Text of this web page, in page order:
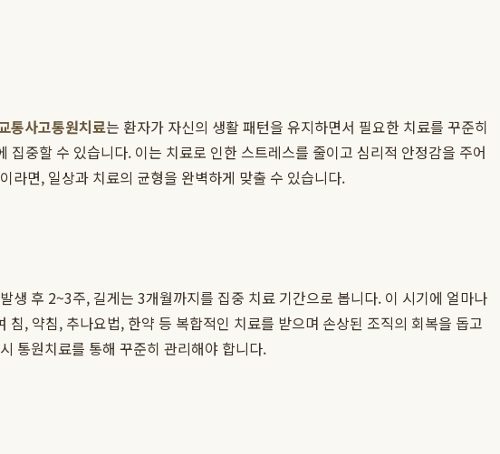
통사고통원치료는 환자가 자신의 생활 패턴을 유지하면서 필요한 치료를 꾸준히
중할 수 있습니다. 이는 치료로 인한 스트레스를 줄이고 심리적 안정감을 주어
라면, 일상과 치료의 균형을 완벽하게 맞출 수 있습니다.
생 후 2~3주, 길게는 3개월까지를 집중 치료 기간으로 봅니다. 이 시기에 얼마나
, 약침, 추나요법, 한약 등 복합적인 치료를 받으며 손상된 조직의 회복을 돕고
통원치료를 통해 꾸준히 관리해야 합니다.